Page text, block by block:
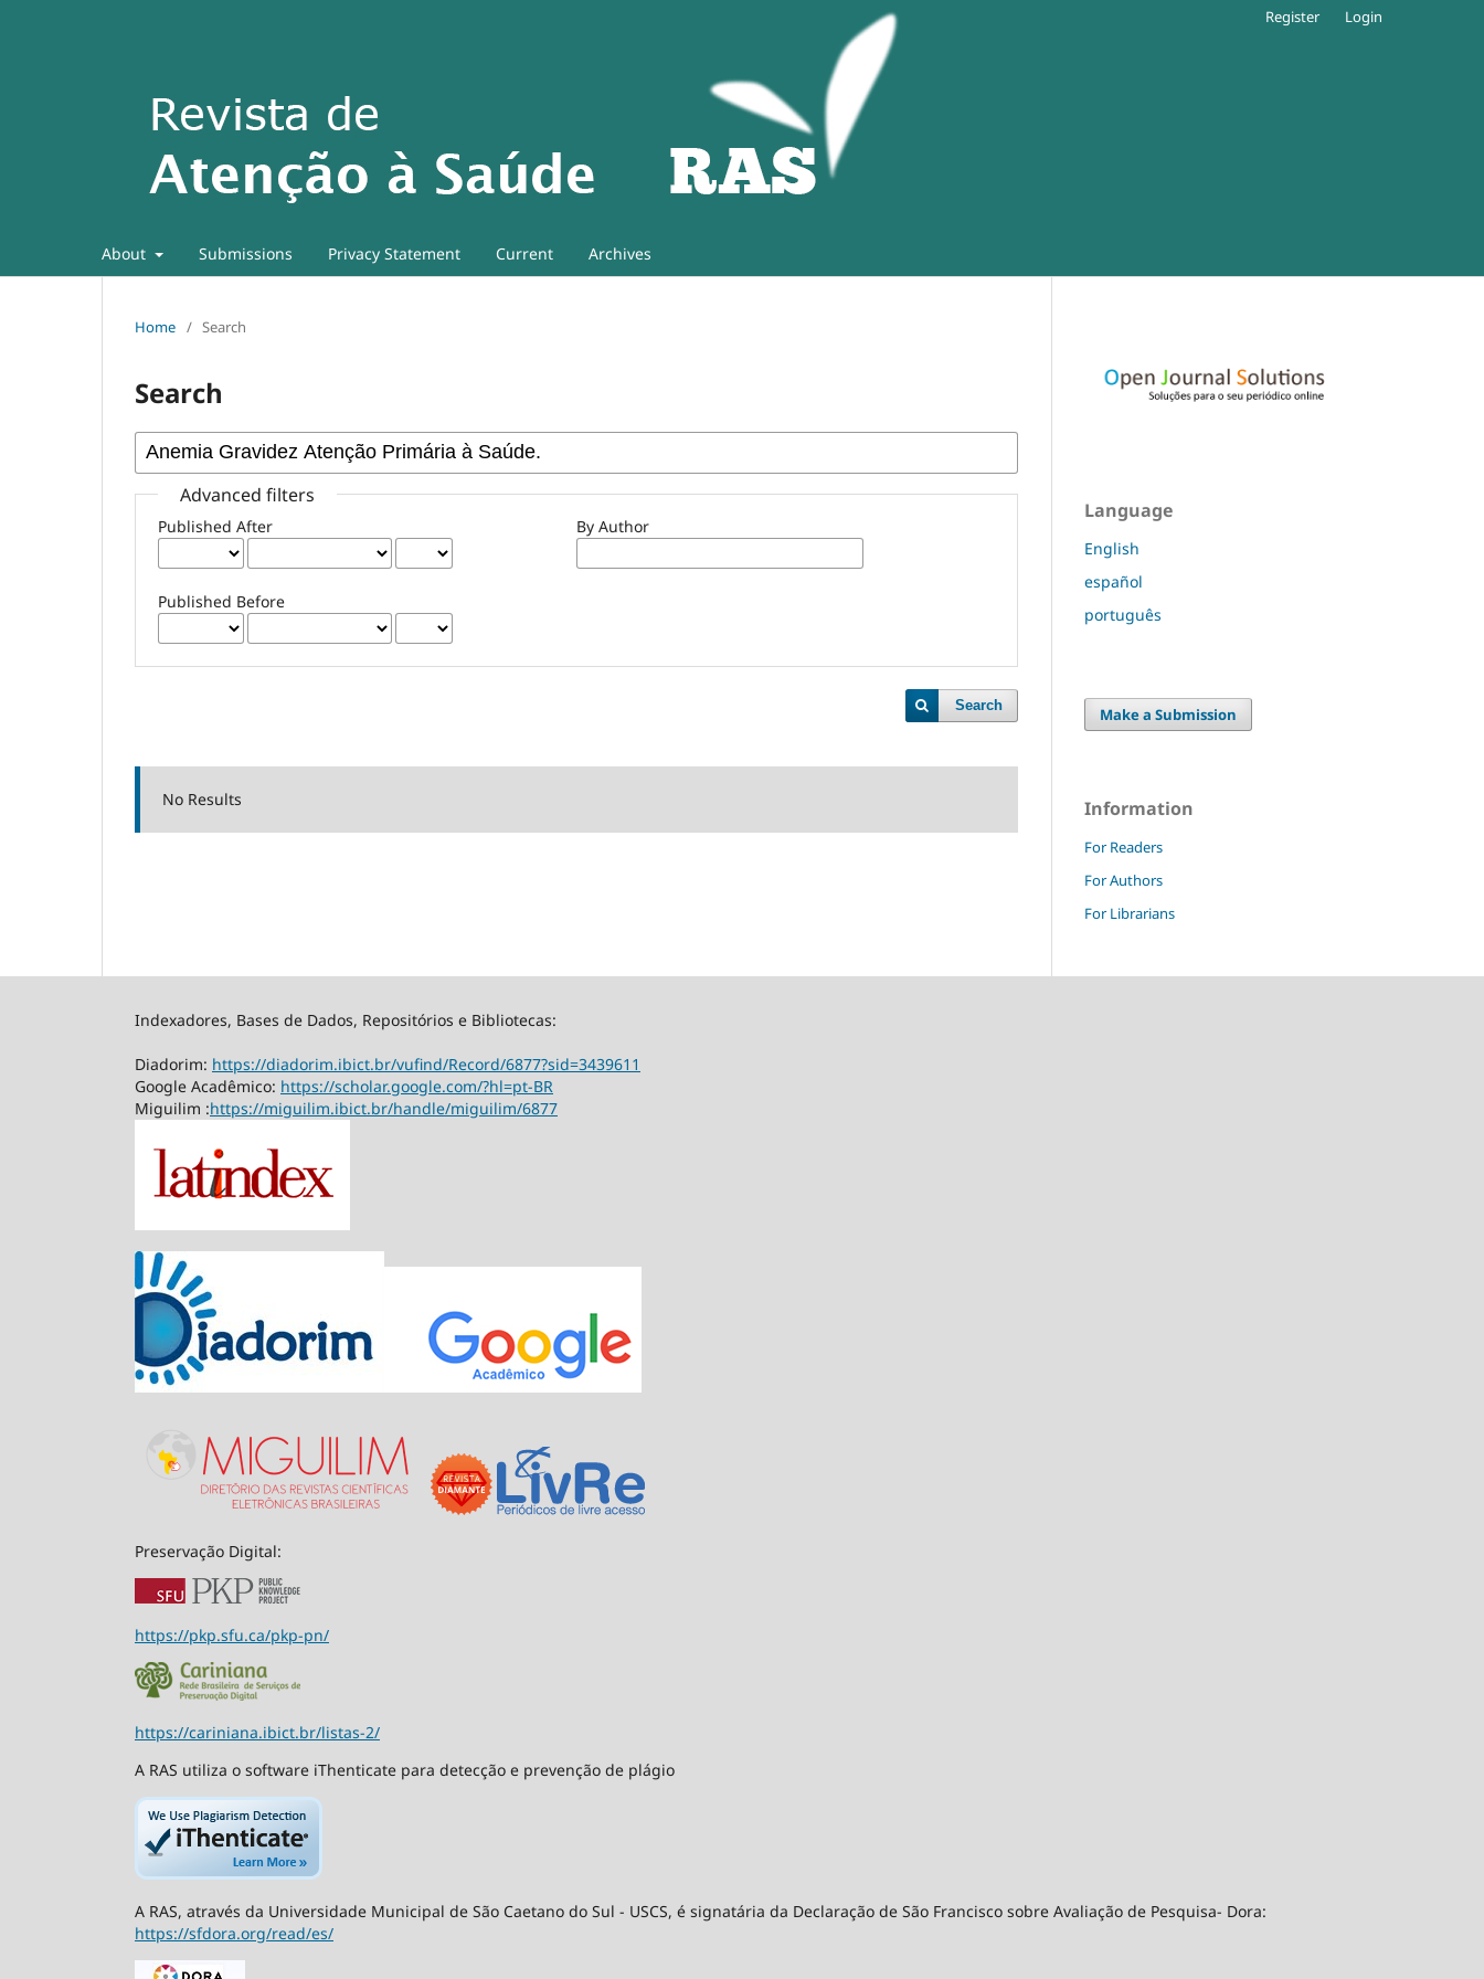
About Submissions Privacy Statement Current Archives
Register Login
Home / Search
Search
Advanced filters
Published After
Published Before
By Author
Search
No Results
Language
English
español
português
Make a Submission
Information
For Readers
For Authors
For Librarians
Indexadores, Bases de Dados, Repositórios e Bibliotecas:
Diadorim: https://diadorim.ibict.br/vufind/Record/6877?sid=3439611
Google Acadêmico: https://scholar.google.com/?hl=pt-BR
Miguilim :https://miguilim.ibict.br/handle/miguilim/6877
Preservação Digital:
https://pkp.sfu.ca/pkp-pn/
https://cariniana.ibict.br/listas-2/
A RAS utiliza o software iThenticate para detecção e prevenção de plágio
A RAS, através da Universidade Municipal de São Caetano do Sul - USCS, é signatária da Declaração de São Francisco sobre Avaliação de Pesquisa- Dora:
https://sfdora.org/read/es/